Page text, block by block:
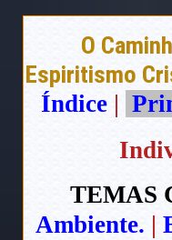
O
Espiritismo
Índice |
TEMAS
Ambiente. |